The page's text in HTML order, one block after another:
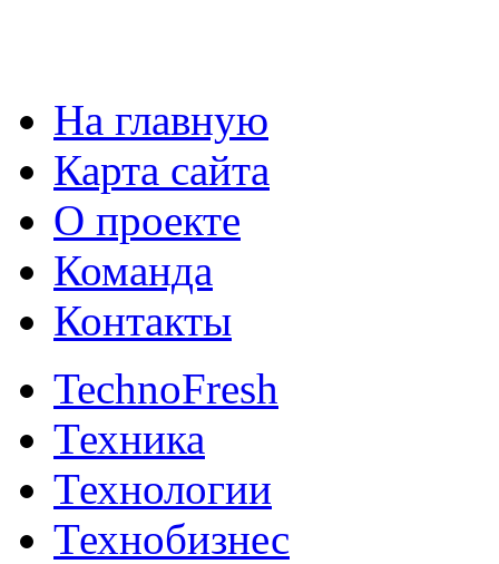
На главную
Карта сайта
О проекте
Команда
Контакты
TechnoFresh
Техника
Технологии
Технобизнес